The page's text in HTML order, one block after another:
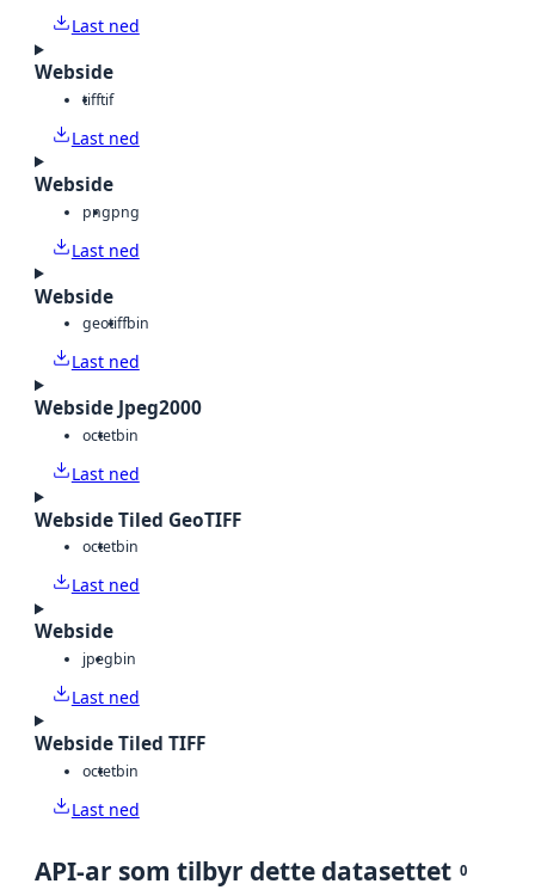
Last ned
Webside
tifftif
Last ned
Webside
pngpng
Last ned
Webside
geotiffbin
Last ned
Webside Jpeg2000
octetbin
Last ned
Webside Tiled GeoTIFF
octetbin
Last ned
Webside
jpegbin
Last ned
Webside Tiled TIFF
octetbin
Last ned
API-ar som tilbyr dette datasettet 0